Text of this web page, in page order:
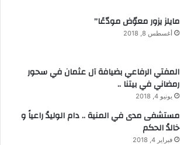
مايلز يزور معوّض مودّعًا”
أغسطس 8, 2018
المفتي الرفاعي بضيافة آل عثمان في سحور
رمضاني في بيتنا ..
يونيو 4, 2018
مستشفى مدى في المنية .. دام الوليدُ راعياً و
خالدُ الحكم
فبراير 4, 2018